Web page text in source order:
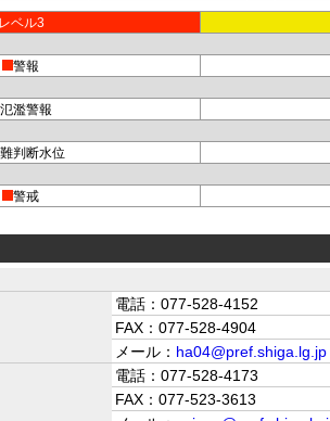
レベル3
警報
氾濫警報
判断水位
警戒
電話：077-528-4152
FAX：077-528-4904
メール： ha04@pref.shiga.lg.jp
電話：077-528-4173
FAX：077-523-3613